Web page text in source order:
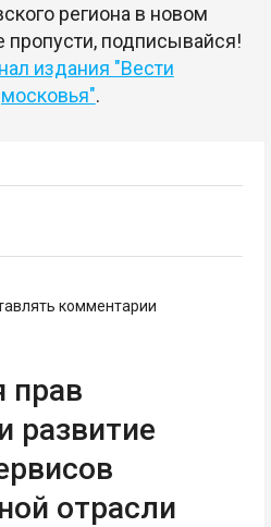
региона в новом
пропусти, подписывайся!
издания "Вести
.
комментарии
прав
развитие
отрасли